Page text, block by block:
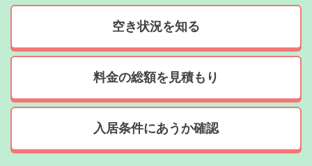
空き状況を知る
料金の総額を見積もり
入居条件にあうか確認